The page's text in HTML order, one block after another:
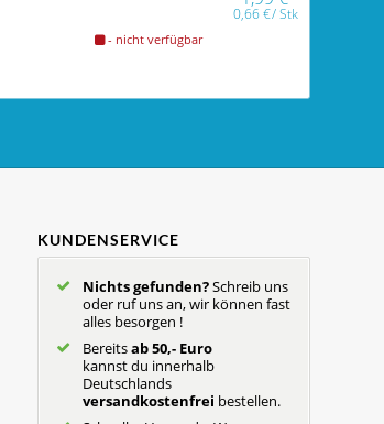
0,66€/Stk
- nicht verfügbar
KUNDENSERVICE
Nichts gefunden?Schreib uns
oder ruf uns an, wir können fast
alles besorgen !
Bereitsab 50,- Euro
kannst du innerhalb
Deutschlands
versandkostenfrei bestellen.